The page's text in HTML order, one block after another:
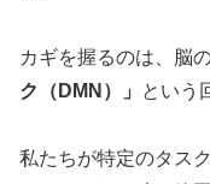
カギを握るのは、脳
ク（DMN）」
という
私たちが特定のタス